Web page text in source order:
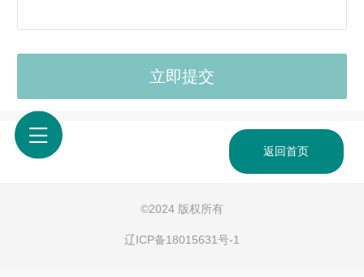
返回首页
©2024 版权所有
辽ICP备18015631号-1